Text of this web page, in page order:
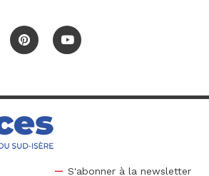
S'abonner à la newsletter